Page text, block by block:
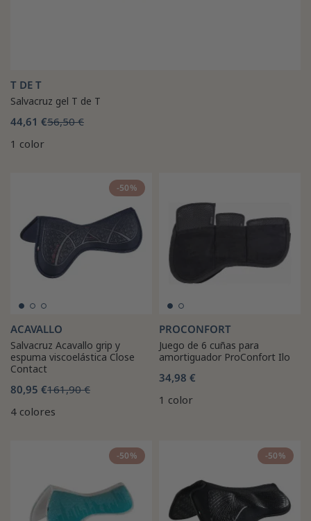
T DE T
Salvacruz gel T de T
44,61 €56,50 €
1 color
-50%
ACAVALLO
Salvacruz Acavallo grip y
espuma viscoelástica Close
Contact
80,95 €161,90 €
4 colores
PROCONFORT
Juego de 6 cuñas para
amortiguador ProConfort Ilo
34,98 €
1 color
-50% -50%